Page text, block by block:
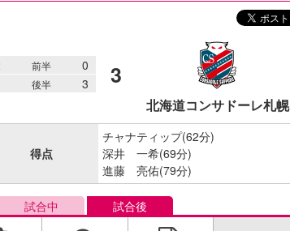
前半
0
後半 3 3
北海道コンサドーレ札幌
得点
チャナティップ(62分)
深井 一希(69分)
進藤 亮佑(79分)
試合中 試合後